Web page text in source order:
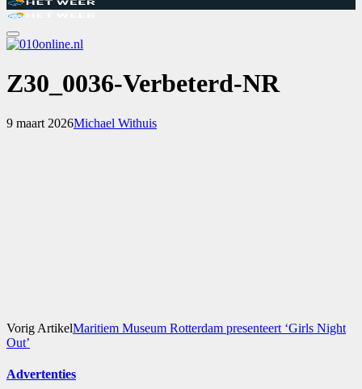
Z30_0036-Verbeterd-NR
9 maart 2026Michael Withuis
Vorig ArtikelMaritiem Museum Rotterdam presenteert ‘Girls Night
Out’
Advertenties